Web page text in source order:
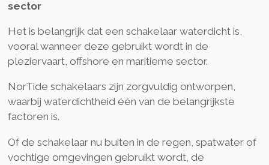
sector
Het is belangrijk dat een schakelaar waterdicht is,
vooral wanneer deze gebruikt wordt in de
pleziervaart, offshore en maritieme sector.
NorTide schakelaars zijn zorgvuldig ontworpen,
waarbij waterdichtheid één van de belangrijkste
factoren is.
Of de schakelaar nu buiten in de regen, spatwater of
vochtige omgevingen gebruikt wordt, de